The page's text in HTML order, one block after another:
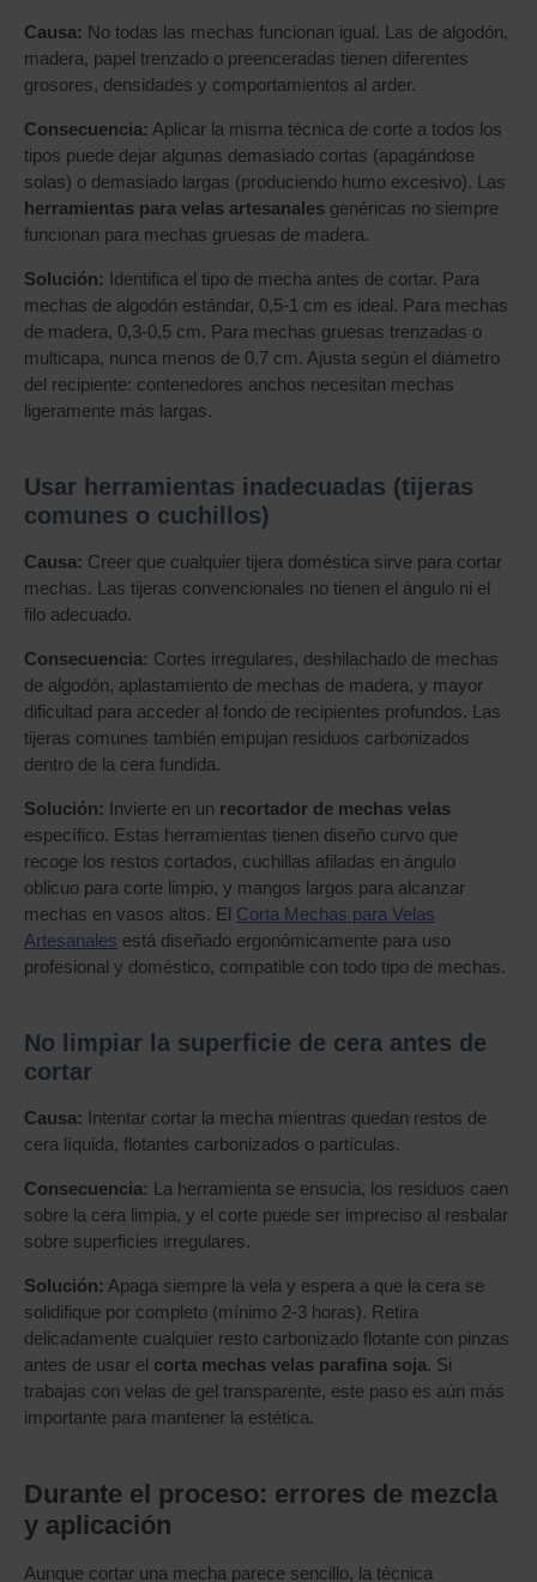
Causa: No todas las mechas funcionan igual. Las de algodón,
madera, papel trenzado o preenceradas tienen diferentes
grosores, densidades y comportamientos al arder.
Consecuencia: Aplicar la misma técnica de corte a todos los
tipos puede dejar algunas demasiado cortas (apagándose
solas) o demasiado largas (produciendo humo excesivo). Las
herramientas para velas artesanales genéricas no siempre
funcionan para mechas gruesas de madera.
Solución: Identifica el tipo de mecha antes de cortar. Para
mechas de algodón estándar, 0,5-1 cm es ideal. Para mechas
de madera, 0,3-0,5 cm. Para mechas gruesas trenzadas o
multicapa, nunca menos de 0,7 cm. Ajusta según el diámetro
del recipiente: contenedores anchos necesitan mechas
ligeramente más largas.
Usar herramientas inadecuadas (tijeras
comunes o cuchillos)
Causa: Creer que cualquier tijera doméstica sirve para cortar
mechas. Las tijeras convencionales no tienen el ángulo ni el
filo adecuado.
Consecuencia: Cortes irregulares, deshilachado de mechas
de algodón, aplastamiento de mechas de madera, y mayor
dificultad para acceder al fondo de recipientes profundos. Las
tijeras comunes también empujan residuos carbonizados
dentro de la cera fundida.
Solución: Invierte en un recortador de mechas velas
específico. Estas herramientas tienen diseño curvo que
recoge los restos cortados, cuchillas afiladas en ángulo
oblicuo para corte limpio, y mangos largos para alcanzar
mechas en vasos altos. El Corta Mechas para Velas
Artesanales está diseñado ergonómicamente para uso
profesional y doméstico, compatible con todo tipo de mechas.
No limpiar la superficie de cera antes de
cortar
Causa: Intentar cortar la mecha mientras quedan restos de
cera líquida, flotantes carbonizados o partículas.
Consecuencia: La herramienta se ensucia, los residuos caen
sobre la cera limpia, y el corte puede ser impreciso al resbalar
sobre superficies irregulares.
Solución: Apaga siempre la vela y espera a que la cera se
solidifique por completo (mínimo 2-3 horas). Retira
delicadamente cualquier resto carbonizado flotante con pinzas
antes de usar el corta mechas velas parafina soja. Si
trabajas con velas de gel transparente, este paso es aún más
importante para mantener la estética.
Durante el proceso: errores de mezcla
y aplicación
Aunque cortar una mecha parece sencillo, la técnica